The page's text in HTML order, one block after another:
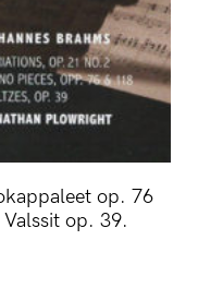
op. 76
op. 39.